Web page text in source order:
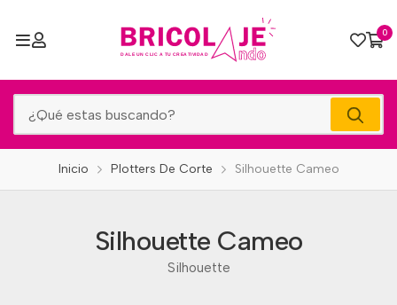
0
Inicio Plotters De Corte Silhouette Cameo
Silhouette Cameo
Silhouette